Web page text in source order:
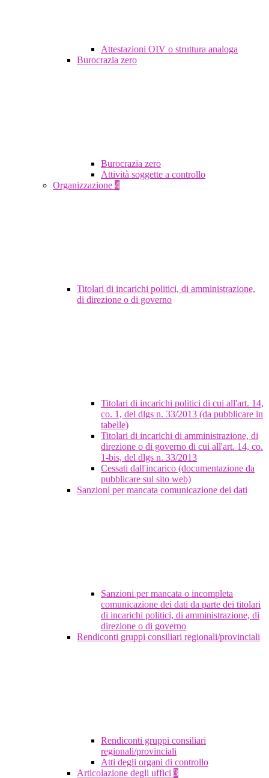
Attestazioni OIV o struttura analoga
Burocrazia zero
Burocrazia zero
Attività soggette a controllo
Organizzazione 4
Titolari di incarichi politici, di amministrazione,
di direzione o di governo
Titolari di incarichi politici di cui all'art. 14,
co. 1, del dlgs n. 33/2013 (da pubblicare in
tabelle)
Titolari di incarichi di amministrazione, di
direzione o di governo di cui all'art. 14, co.
1-bis, del dlgs n. 33/2013
Cessati dall'incarico (documentazione da
pubblicare sul sito web)
Sanzioni per mancata comunicazione dei dati
Sanzioni per mancata o incompleta
comunicazione dei dati da parte dei titolari
di incarichi politici, di amministrazione, di
direzione o di governo
Rendiconti gruppi consiliari regionali/provinciali
Rendiconti gruppi consiliari
regionali/provinciali
Atti degli organi di controllo
Articolazione degli uffici 3